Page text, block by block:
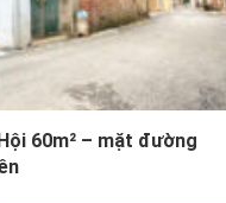
60m² – mặt đường